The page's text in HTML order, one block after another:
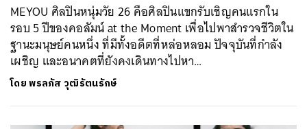
MEYOU ศิลปินหนุ่มวัย 26 คือศิลปินแขกรับเชิญคนแรกใน
รอบ 5 ปีของคอลัมน์ at the Moment เพื่อไปพาสำรวจชีวิตใน
ฐานะมนุษย์คนหนึ่ง ที่มีทั้งอดีตที่หล่อหลอม ปัจจุบันที่กำลัง
เผชิญ และอนาคตที่ยังคงเดินทางไปหา…
โดยพรลภัส วุฒิรัตนรักษ์